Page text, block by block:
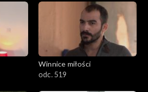
Winnice miłości
odc. 519